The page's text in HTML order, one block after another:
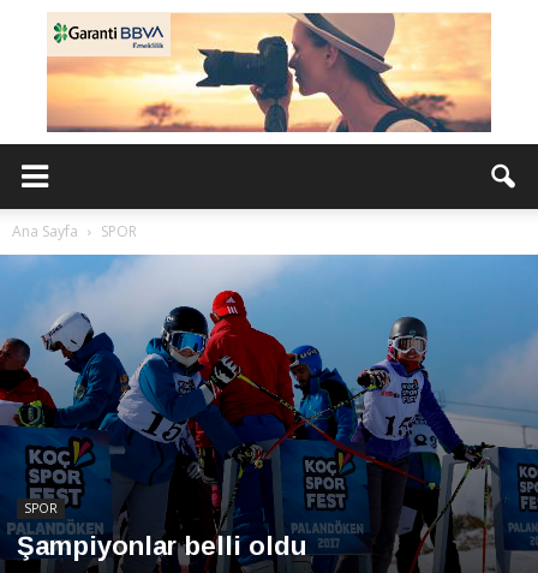
Ana Sayfa SPOR
SPOR
Şampiyonlar belli oldu